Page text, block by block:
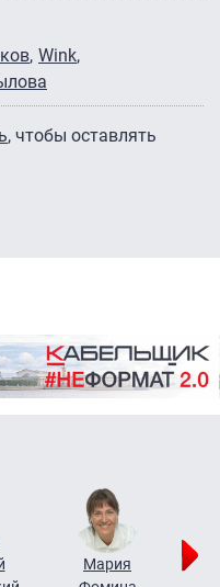
Wink
, чтобы оставлять
Мария